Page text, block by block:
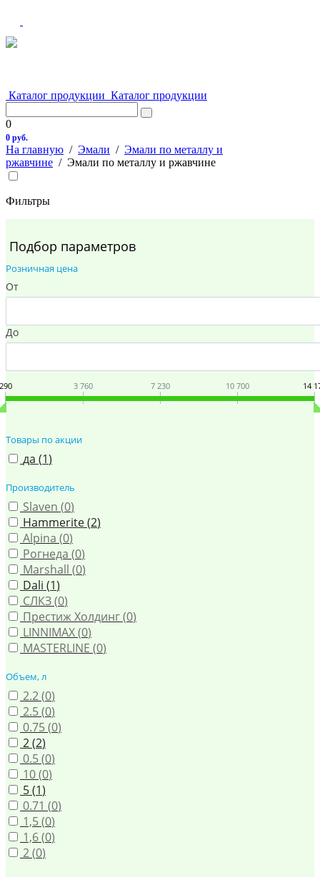
Каталог продукции Каталог продукции
0
0 руб.
На главную / Эмали / Эмали по металлу и
ржавчине / Эмали по металлу и ржавчине
Фильтры
Подбор параметров
Розничная цена
От
До
3 760 7 230 10 700 14
Товары по акции
да (1)
Производитель
Slaven (0)
Hammerite (2)
Alpina (0)
Рогнеда (0)
Marshall (0)
Dali (1)
СЛКЗ (0)
Престиж Холдинг (0)
LINNIMAX (0)
MASTERLINE (0)
Объем, л
2.2 (0)
2.5 (0)
0.75 (0)
2 (2)
0.5 (0)
10 (0)
5 (1)
0.71 (0)
1,5 (0)
1,6 (0)
2 (0)